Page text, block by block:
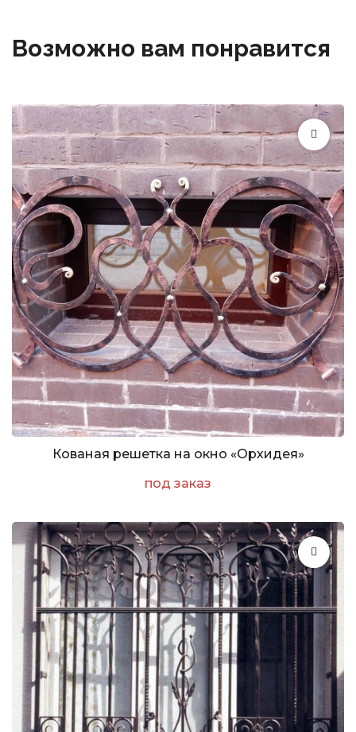
Возможно вам понравится
Кованая решетка на окно «Орхидея»
под заказ